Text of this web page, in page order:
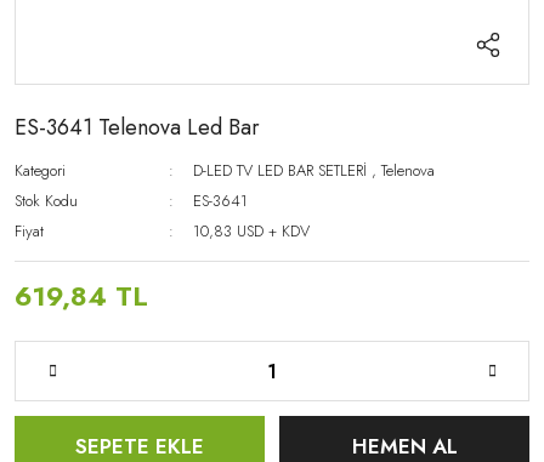
ES-3641 Telenova Led Bar
Kategori D-LED TV LED BAR SETLERİ ,Telenova
Stok Kodu
ES-3641
Fiyat
10,83 USD + KDV
619,84 TL
SEPETE EKLE HEMEN AL